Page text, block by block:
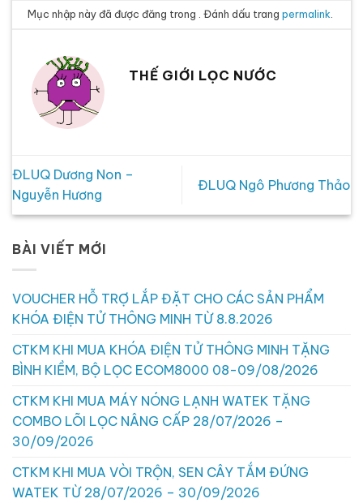
Mục nhập này đã được đăng trong . Đánh dấu trangpermalink
THẾ GIỚI LỌC NƯỚC
ĐLUQ Dương Non –
Nguyễn Hương
ĐLUQ Ngô Phương Thảo
BÀI VIẾT MỚI
VOUCHER HỖ TRỢ LẮP ĐẶT CHO CÁC SẢN PHẨM
KHÓA ĐIỆN TỬ THÔNG MINH TỪ 8.8.2026
CTKM KHI MUA KHÓA ĐIỆN TỬ THÔNG MINH TẶNG
BÌNH KIỀM, BỘ LỌC ECOM8000 08-09/08/2026
CTKM KHI MUA MÁY NÓNG LẠNH WATEK TẶNG
COMBO LÕI LỌC NÂNG CẤP 28/07/2026 –
30/09/2026
CTKM KHI MUA VÒI TRỘN, SEN CÂY TẮM ĐỨNG
WATEK TỪ 28/07/2026 – 30/09/2026